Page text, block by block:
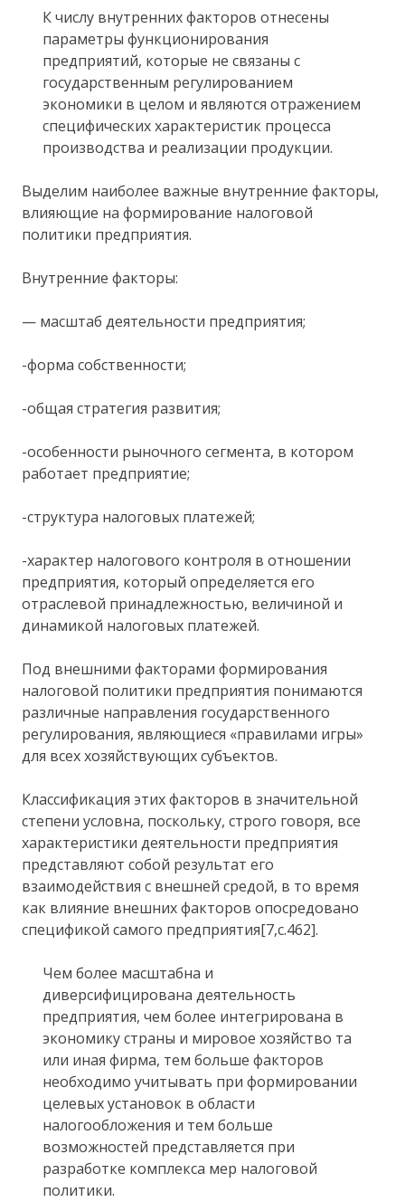
К числу внутренних факторов отнесены
параметры функционирования
предприятий, которые не связаны с
государственным регулированием
экономики в целом и являются отражением
специфических характеристик процесса
производства и реализации продукции.
Выделим наиболее важные внутренние факторы,
влияющие на формирование налоговой
политики предприятия.
Внутренние факторы:
— масштаб деятельности предприятия;
-форма собственности;
-общая стратегия развития;
-особенности рыночного сегмента, в котором
работает предприятие;
-структура налоговых платежей;
-характер налогового контроля в отношении
предприятия, который определяется его
отраслевой принадлежностью, величиной и
динамикой налоговых платежей.
Под внешними факторами формирования
налоговой политики предприятия понимаются
различные направления государственного
регулирования, являющиеся «правилами игры»
для всех хозяйствующих субъектов.
Классификация этих факторов в значительной
степени условна, поскольку, строго говоря, все
характеристики деятельности предприятия
представляют собой результат его
взаимодействия с внешней средой, в то время
как влияние внешних факторов опосредовано
спецификой самого предприятия[7,с.462].
Чем более масштабна и
диверсифицирована деятельность
предприятия, чем более интегрирована в
экономику страны и мировое хозяйство та
или иная фирма, тем больше факторов
необходимо учитывать при формировании
целевых установок в области
налогообложения и тем больше
возможностей представляется при
разработке комплекса мер налоговой
политики.